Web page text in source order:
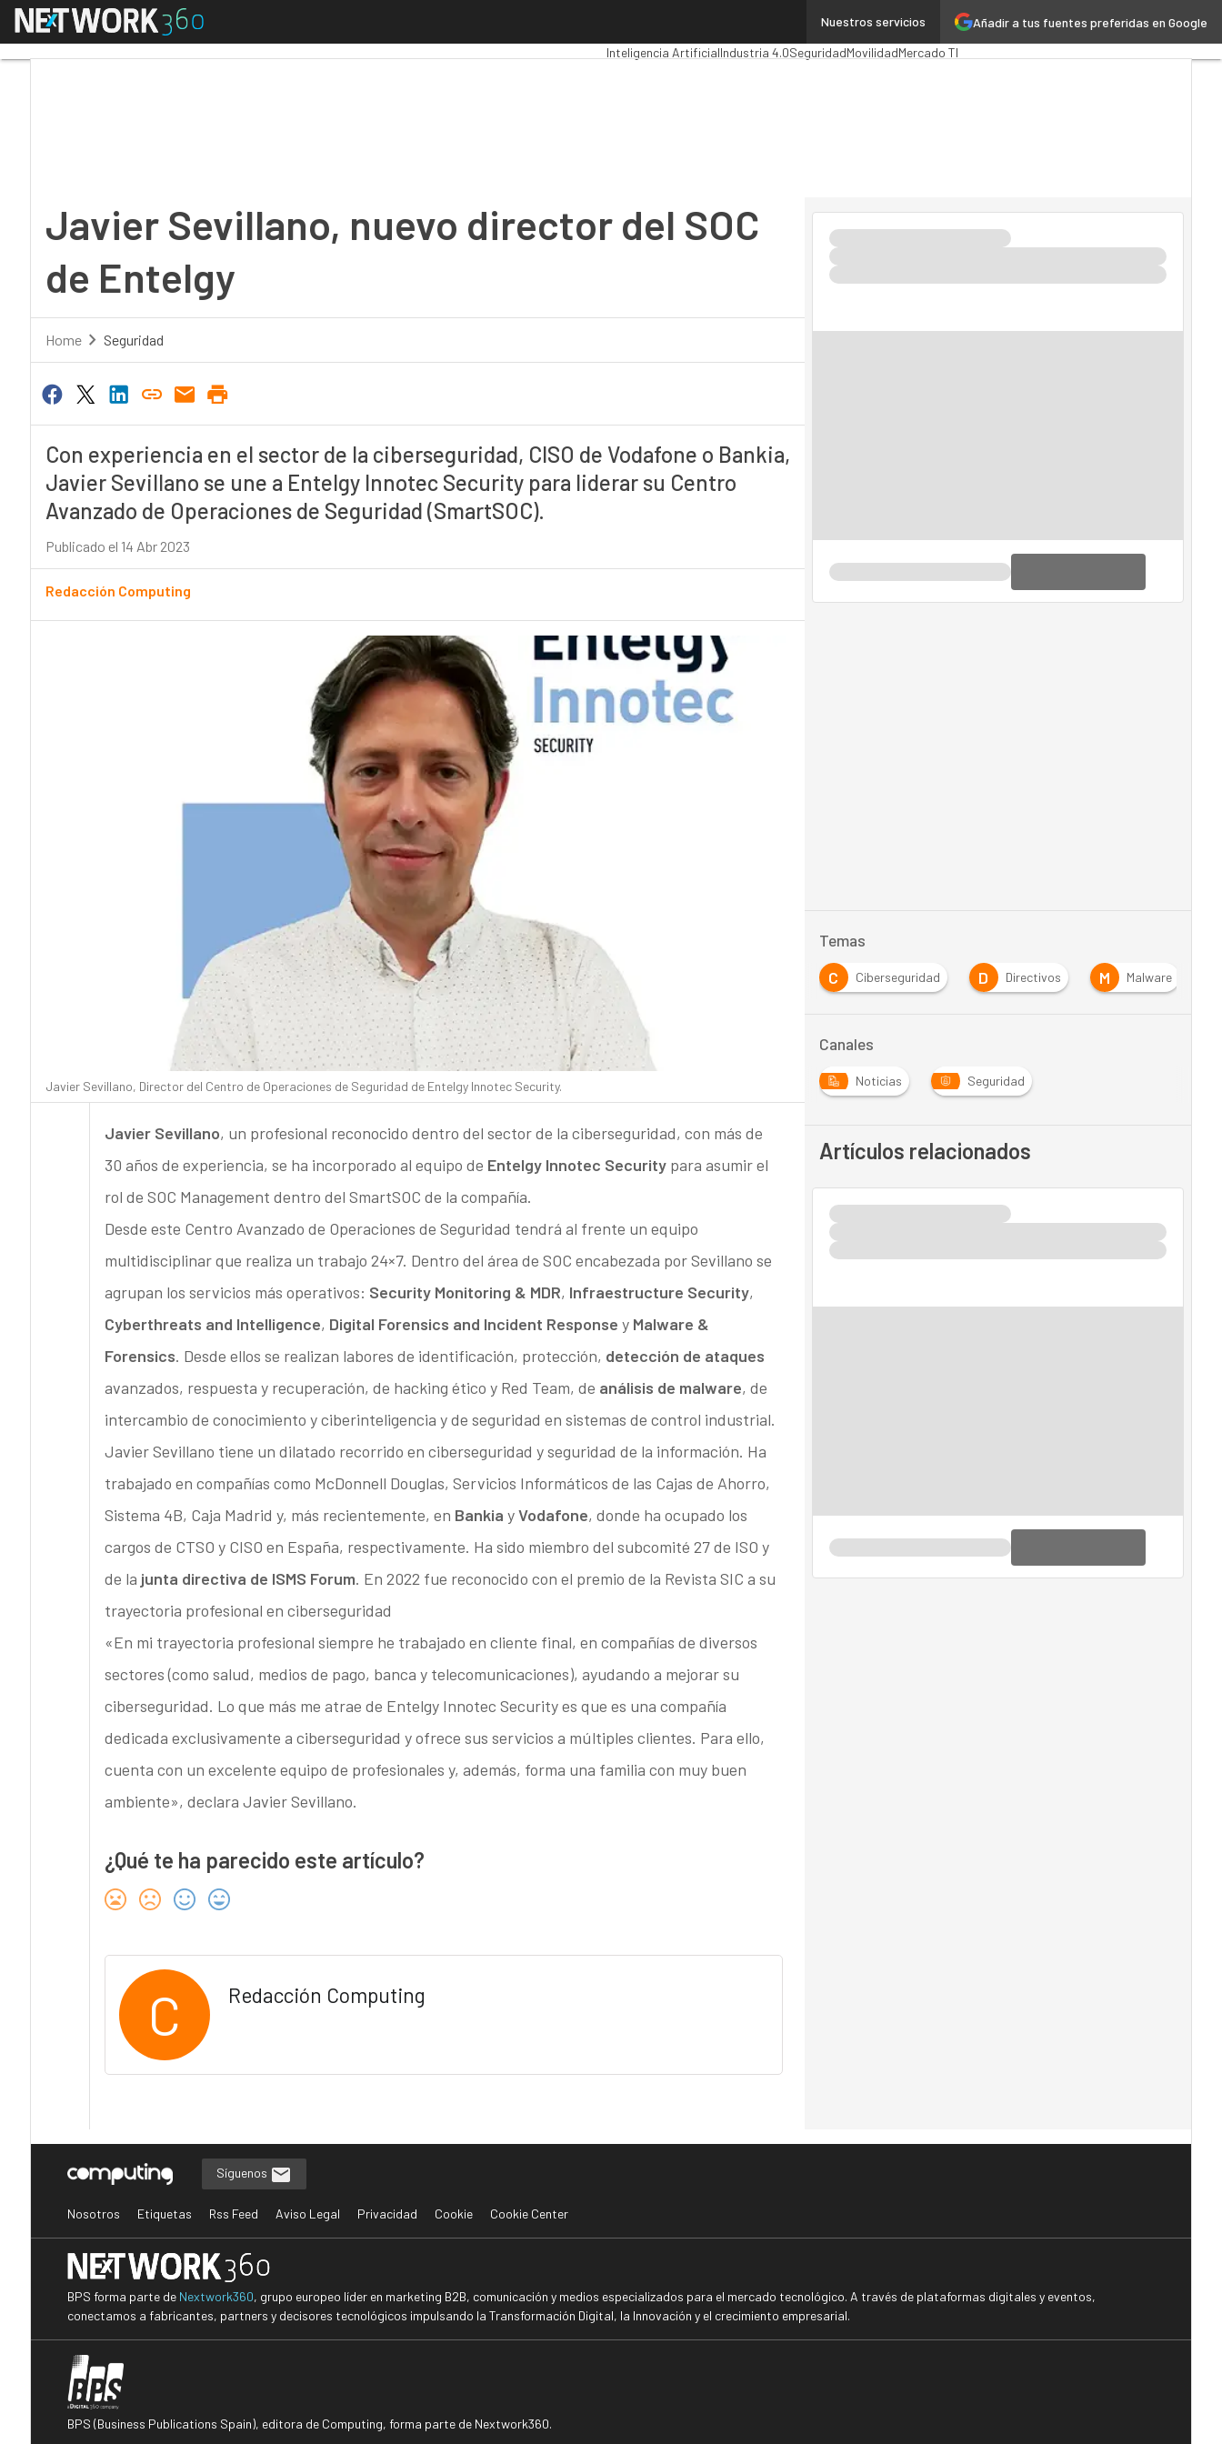
Añadir a tus fuentes preferidas en Google
Nuestros servicios
Menú Administración PúblicaMarTech
Cloud
Inteligencia ArtificialIndustria 4.0SeguridadMovilidadMercado TI
Javier Sevillano, nuevo director del SOC
de Entelgy
Home Seguridad
Con experiencia en el sector de la ciberseguridad, CISO de Vodafone o Bankia,
Javier Sevillano se une a Entelgy Innotec Security para liderar su Centro
Avanzado de Operaciones de Seguridad (SmartSOC).
Publicado el 14 Abr 2023
Redacción Computing
Javier Sevillano, Director del Centro de Operaciones de Seguridad de Entelgy Innotec Security.
Javier Sevillano, un profesional reconocido dentro del sector de la ciberseguridad, con más de
30 años de experiencia, se ha incorporado al equipo de Entelgy Innotec Securitypara asumir el
rol de SOC Management dentro del SmartSOC de la compañía.
Desde este Centro Avanzado de Operaciones de Seguridad tendrá al frente un equipo
multidisciplinar que realiza un trabajo 24×7. Dentro del área de SOC encabezada por Sevillano se
agrupan los servicios más operativos: Security Monitoring & MDR, Infraestructure Security,
Cyberthreats and Intelligence, Digital Forensics and Incident Response y Malware &
Forensics. Desde ellos se realizan labores de identificación, protección, detección de ataques
avanzados, respuesta y recuperación, de hacking ético y Red Team, de análisis de malware, de
intercambio de conocimiento y ciberinteligencia y de seguridad en sistemas de control industrial.
Javier Sevillano tiene un dilatado recorrido en ciberseguridad y seguridad de la información. Ha
trabajado en compañías como McDonnell Douglas, Servicios Informáticos de las Cajas de Ahorro,
Sistema 4B, Caja Madrid y, más recientemente, en Bankia yVodafone, donde ha ocupado los
cargos de CTSO y CISO en España, respectivamente. Ha sido miembro del subcomité 27 de ISO y
de la junta directiva de ISMS Forum. En 2022 fue reconocido con el premio de la Revista SIC a su
trayectoria profesional en ciberseguridad
«En mi trayectoria profesional siempre he trabajado en cliente final, en compañías de diversos
sectores (como salud, medios de pago, banca y telecomunicaciones), ayudando a mejorar su
ciberseguridad. Lo que más me atrae de Entelgy Innotec Security es que es una compañía
dedicada exclusivamente a ciberseguridad y ofrece sus servicios a múltiples clientes. Para ello,
cuenta con un excelente equipo de profesionales y, además, forma una familia con muy buen
ambiente», declara Javier Sevillano.
¿Qué te ha parecido este artículo?
C Redacción Computing
Temas
C Ciberseguridad D Directivos M Malware
Canales
Noticias Seguridad
Artículos relacionados
Síguenos
Nosotros Etiquetas Rss Feed Aviso Legal Privacidad Cookie Cookie Center
BPS forma parte de Nextwork360, grupo europeo líder en marketing B2B, comunicación y medios especializados para el mercado tecnológico. A través de plataformas digitales y eventos,
conectamos a fabricantes, partners y decisores tecnológicos impulsando la Transformación Digital, la Innovación y el crecimiento empresarial.
BPS (Business Publications Spain), editora de Computing, forma parte de Nextwork360.